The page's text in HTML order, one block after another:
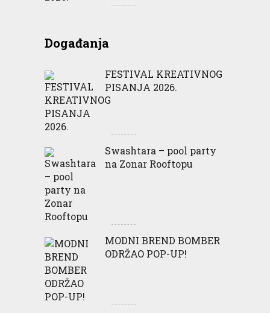
Događanja
FESTIVAL KREATIVNOG
PISANJA 2026.
Swashtara – pool party
na Zonar Rooftopu
MODNI BREND BOMBER
ODRŽAO POP-UP!